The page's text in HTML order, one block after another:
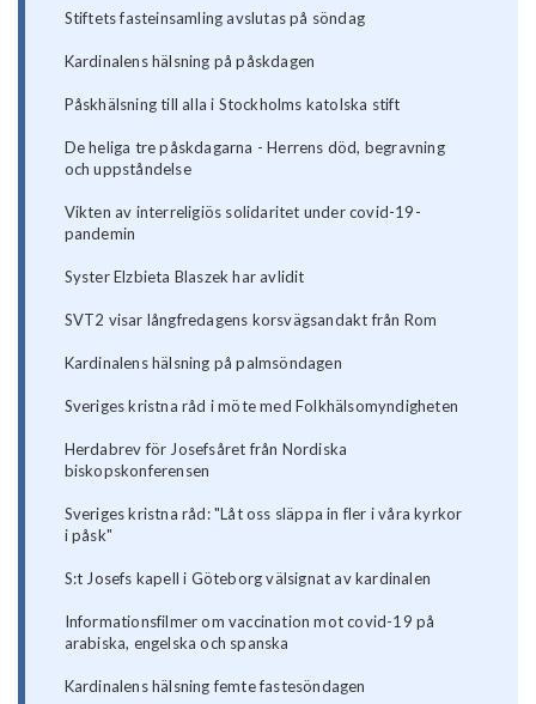
Stiftets fasteinsamling avslutas på söndag
Kardinalens hälsning på påskdagen
Påskhälsning till alla i Stockholms katolska stift
De heliga tre påskdagarna - Herrens död, begravning
och uppståndelse
Vikten av interreligiös solidaritet under covid-19-
pandemin
Syster Elzbieta Blaszek har avlidit
SVT2 visar långfredagens korsvägsandakt från Rom
Kardinalens hälsning på palmsöndagen
Sveriges kristna råd i möte med Folkhälsomyndigheten
Herdabrev för Josefsåret från Nordiska
biskopskonferensen
Sveriges kristna råd: "Låt oss släppa in fler i våra kyrkor
i påsk"
S:t Josefs kapell i Göteborg välsignat av kardinalen
Informationsfilmer om vaccination mot covid-19 på
arabiska, engelska och spanska
Kardinalens hälsning femte fastesöndagen